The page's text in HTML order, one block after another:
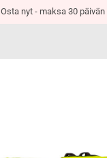
Osta nyt - maksa 30